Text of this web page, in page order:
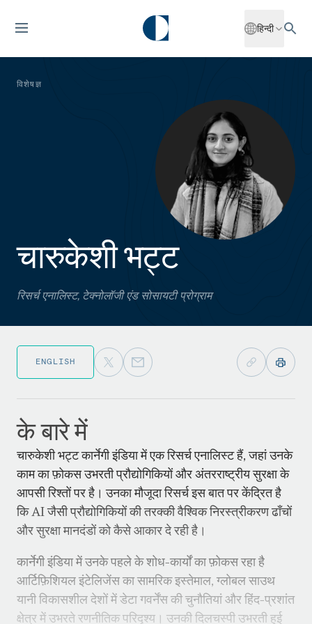
हिन्दी
विशेषज्ञ
चारुकेशी भट्ट
रिसर्च एनालिस्ट, टेक्नोलॉजी एंड सोसायटी प्रोग्राम
ENGLISH
के बारे में
चारुकेशी भट्ट कार्नेगी इंडिया में एक रिसर्च एनालिस्ट हैं, जहां उनके
काम का फ़ोकस उभरती प्रौद्योगिकियों और अंतरराष्ट्रीय सुरक्षा के
आपसी रिश्तों पर है। उनका मौजूदा रिसर्च इस बात पर केंद्रित है
कि AI जैसी प्रौद्योगिकियों की तरक्की वैश्विक निरस्त्रीकरण ढाँचों
और सुरक्षा मानदंडों को कैसे आकार दे रही है।
कार्नेगी इंडिया में उनके पहले के शोध-कार्यों का फ़ोकस रहा है
आर्टिफ़िशियल इंटेलिजेंस का सामरिक इस्तेमाल, ग्लोबल साउथ
यानी विकासशील देशों में डेटा गवर्नेंस की चुनौतियां और हिंद-प्रशांत
क्षेत्र में उभरते रणनीतिक परिदृश्य। उनकी दिलचस्पी उभरती हुई